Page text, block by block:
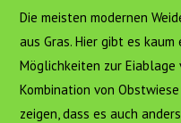
Die meisten modernen
aus Gras. Hier gibt es
Möglichkeiten zur
Kombination von
zeigen, dass es auch